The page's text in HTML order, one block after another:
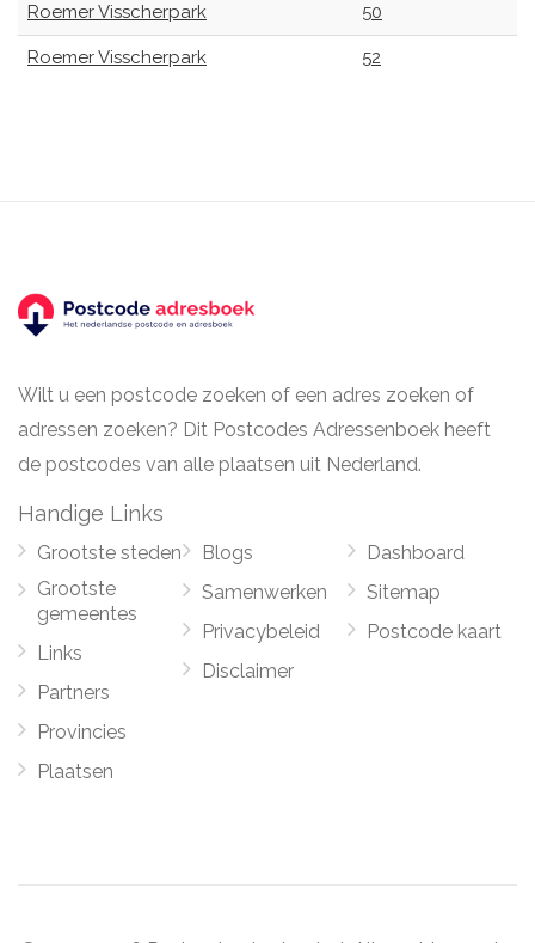
Roemer Visscherpark 50
Roemer Visscherpark 52
Wilt u een postcode zoeken of een adres zoeken of
adressen zoeken? Dit Postcodes Adressenboek heeft
de postcodes van alle plaatsen uit Nederland.
Handige Links
Grootste steden
Grootste
gemeentes
Links
Partners
Provincies
Plaatsen
Blogs
Samenwerken
Privacybeleid
Disclaimer
Dashboard
Sitemap
Postcode kaart